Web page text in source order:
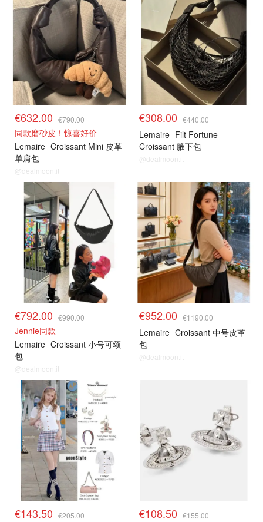
€632.00 €790.00
同款磨砂皮！惊喜好价
Lemaire Croissant Mini 皮革
单肩包
@dealmoon.it
€308.00 €440.00
Lemaire Filt Fortune
Croissant 腋下包
@dealmoon.it
€792.00 €990.00
Jennie同款
Lemaire Croissant 小号可颂
包
@dealmoon.it
€952.00 €1190.00
Lemaire Croissant 中号皮革
包
@dealmoon.it
€143.50 €205.00 €108.50 €155.00